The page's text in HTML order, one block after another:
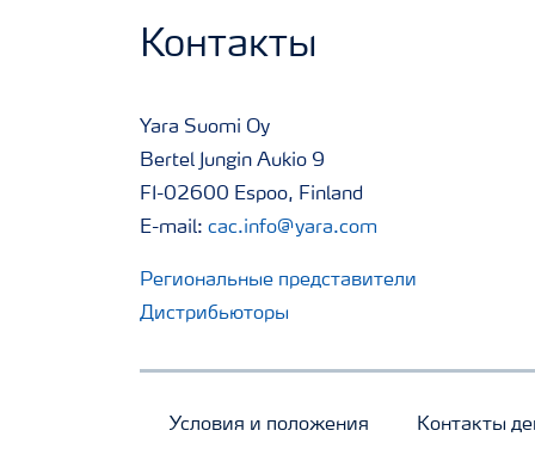
Контакты
Yara Suomi Oy
Bertel Jungin Aukio 9
FI-02600 Espoo, Finland
E-mail: cac.info@yara.com
Региональные представители
Дистрибьюторы
Условия и положения Контакты